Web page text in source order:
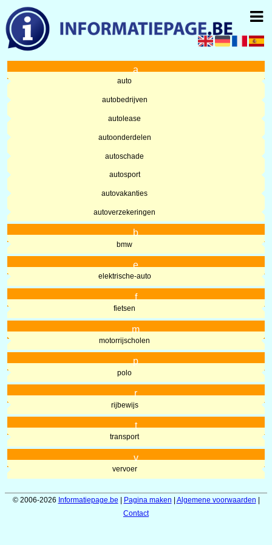
a
auto
autobedrijven
autolease
autoonderdelen
autoschade
autosport
autovakanties
autoverzekeringen
b
bmw
e
elektrische-auto
f
fietsen
m
motorrijscholen
p
polo
r
rijbewijs
t
transport
v
vervoer
© 2006-2026 Informatiepage.be | Pagina maken | Algemene voorwaarden |
Contact